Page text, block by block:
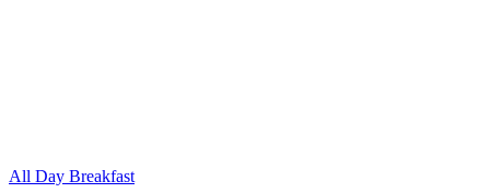
All Day Breakfast